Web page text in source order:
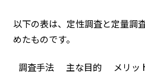
以下の表は、定性調査と定量調
めたものです。
調査手法 主な目的 メリッ